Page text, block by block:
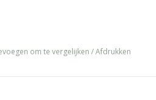
opening voor de riem en staart.
uitgerust met reflectoren aan
om te vergelijken /Afdrukken